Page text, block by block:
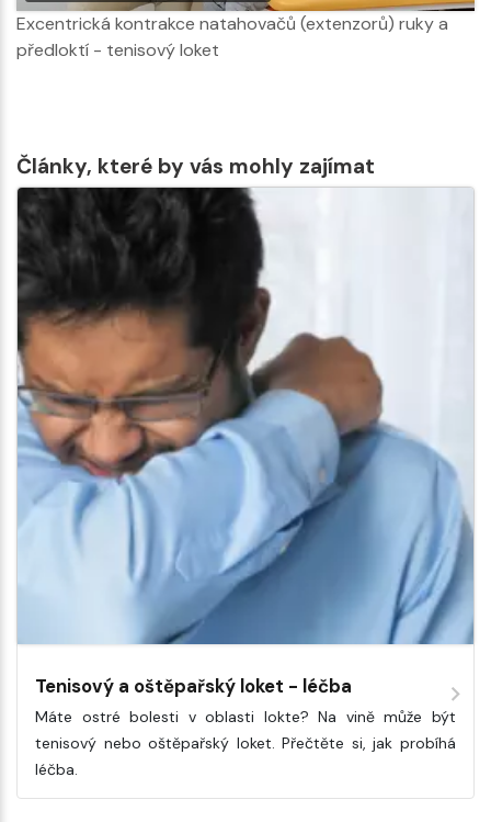
Excentrická kontrakce natahovačů (extenzorů) ruky a
předloktí - tenisový loket
Články, které by vás mohly zajímat
Tenisový a oštěpařský loket - léčba
Máte ostré bolesti v oblasti lokte? Na vině může být
tenisový nebo oštěpařský loket. Přečtěte si, jak probíhá
léčba.